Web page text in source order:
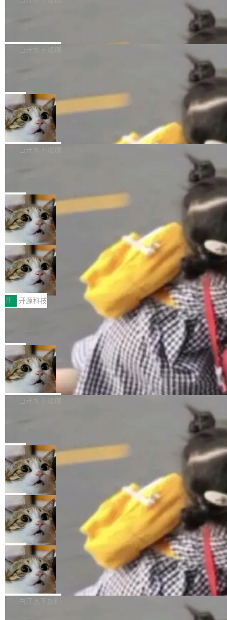
w 不要求标准普通话，方言识别覆盖粤语、吴语
容提供的字体时出现的几个问题 为避免音频加
质的最低采样率）的音频格式将被拒绝 修复了 C
SS 圆角虚线样式中可能存在的问题 如果表单中
的图像元素不在同一个子树中，则它们将不再关
联 加...
发布的 Release Notes，他利用 AI 工具（如 Co
最强的若干项。对于尚未正式发版的 PG 19，则
通过拉取过去一年内（从 PG 18 Beta1 时间点
至今）的所有 commit，同样交由 AI 分析提炼。
经过人工复核，准确度令人满意。这一方法也为
社区爱好者提供了高效跟踪新版本的思路。
白开水不加糖
维护工作一直与我的日常工作、家务、社交生活
和休闲娱乐竞争时间。" 这是 libexpat 维护者 S
ebastian Pipping 写在博客里的话。8 月 4 日，
他宣布了一个新消息：从 2026 年 8 月 1 日起，
他可以全职维护 libexpat 了，最长 6 个月。发
库之一。你的操作系统、浏览器、无数的基础设
施软件，很可能都在用它。而过去十年，维护它
的人一直在用业余...
局
Firefox 153.0.3 发布
Firefox 153.0.3 现已发布，具体更新内容如
下： New Smart Window 包含多项增强功能：
gi?id=2019042">Bug&nbsp;2019042</a>）</l
i> <li>现在，助手可以直接使用 Exa 的网络搜索
结果回答问题，而无需将问题转交给搜索引擎。
（<a href="https://bugzilla.mozilla.org/show_
bug.cgi?id=204...
白开水不加糖
的 npm 包。项目的核心论点是：容器不适合 Ag
ent 计算。真正适合的，是 Isolate。 Cloudflare
工程师在这件事上没什么可谦虚的——他们用 W
orkers 跑了十年 Isolate。用 CEO Matthew Pri
nce 的话说：「我们一生都在用 Isolate 运行代
码，而 AI Agent 不需要容器，它们需要的是 Iso
late。」 容器为什么不合适 容器的问题在于启动
和销毁都太重了。一个 Agent 要执行的任务可能
只需要几毫秒的 CPU 时间，但容器从冷启动到
就绪要花数秒。如果未来有十...
局
OpenAI 公开邮件和聊天记录回应苹果
诉讼，称“Apple is getting this wron
g”
上个月，苹果一纸诉状把 OpenAI 告上法庭，指
控其挖角苹果前员工并窃取商业秘密。苹果的诉
状把 OpenAI 描述成一个系统性地从前东家挖
人、套取机密信息的对手。 OpenAI 没发律师
函，也没选择庭外沉默。它在官网贴了一篇博
文，标题只有六个字：Apple is getting this wro
ng。 然后，它把邮件往来和 iMessage 聊天记
录全贴了出来。 他发错人了 苹果外部律师 Gabr
iel Gross 来自 Weil 律所，2 月 23 日下午 5:53
给 OpenAI 总法律顾问 Che Chang 发了封邮
件，附了一封长信，要求 OpenAI 配合调查前苹
果员工带走机密信...
局
HUAWEI MatePad Edge上架WorkBu
ddy鸿蒙PC版，说话就能干活的AI办公
搭子
全能AI工作台WorkBuddy鸿蒙PC版上架HUAWE
I MatePad Edge应用市场，直接下载即可使
用，与鸿蒙电脑上的体验一致。值得一提的是，
这是目前市面上唯一支持平板接入WorkBuddy P
C版的产品，搭载“人机双写”重磅功能——你写
你的，AI写AI的，同屏协作互不干扰。一句话让
AI帮你干活，现在开启全新体验！ 温馨提示：
体验WorkBuddy鸿蒙PC版前，请将 HUAWEI M
atePad Edge 升级至 HarmonyOS 6.1.0.135S
P9 patch03及以上版本。 *升级路径：设置 > 搜
开 开源科技
FFmpeg 9.0 发布：代号“Lei”，以此纪
全球知名开源多媒体框架 FFmpeg 今天正式发
布了 9.0 版本。这个版本除了带来新一代音视频
处理能力和硬件加速支持之外，还有一个特殊之
处：FFmpeg 9.0 的代号是“Lei”。 这个名字，
来自中国开发者雷霄骅（Lei Xiaohua）。 对于
很多中国音视频开发者而言，这个名字并不陌
“启蒙老师”。 而今年，恰好是雷霄骅离世十周
年。FFmpeg 社区最终选择用一个大版本的名
字，留下了这份纪念。 雷霄骅曾是中国传媒大学
数字电视技术方向的博士生，长期从事视频、音
频技...
局
亚马逊成本失控：AI 写代码烧掉 1215
万元，超预算 860%
外媒近日曝光了亚马逊的多份内部报告显示，AI
导致公司在多个项目上超支。《金融时报》报道
编写程序，目标是完成电商平台作者信息与商品
列表的数据匹配 —— 一项常规的数据处理任
务，最终却产生了 180 万美元的账单，实际支出
超出原定预算 860%。 更令人意外的是，该项目
最终并未成功落地，而高额算力消耗持续运行长
达 5 个月，公司直到财务对账时才察觉异常。这
意味着一个无人看管的 AI 程序，在近半年时间
里日夜不停地"烧钱"。 复盘显示，...
白开水不加糖
e CEO Clément Delangue 在 CNBC 的采访里
没有拐弯抹角。他说中国正在赢得 AI 竞赛，而
且按目前的速度，中国 AI 工具预计在今年底或
2027 年就能追上美国前沿实验室的水平。 Dela
ngue 把原因归结为一件事：开放协作。中国的
AI 开发者在一个共享和协作的生态里加速迭代，
而美国模型厂商在"闭门造车"。他的原话是 "buil
ding in silos"——各自为战，互不通气。 这个判
断从他嘴里说出来分量不同。Hugging Face 是
全球最大的开源 AI 平台，上面跑着上百万个模
型。谁在开源赛道上领先，...
局
当 AI agent 把源码变成了最好的扩展系
统，开发者工具必须开源
五年前，David Crawshaw 问过很多软件工程师
一个问题：你写过什么给自己用的程序？答案几
乎都是没有。工程师们整天用别人写的程序写程
序给别人用。偶尔有人自己写个博客系统、智能
家居控制、家庭实验室，都算稀奇事。 Crawsh
aw 是 Shelley 的作者，一个开源 AI coding age
nt。他最近在博客上写了一篇文章，核心论点很
简单：开发者工具必须开源。 理由不是传统的自
由软件情怀，而是一个跟 AI agent 直接相关的
技术判断。 两行 prompt 就能个性化任何软件 C
局
DeepSeek Harness 宣布内测邀请，全
网最大规模开源 Agent 路演现场诞生
一条内测招募帖，发出去的时候大概没人想到它
会变成一场开源 Agent 生态的路演。 8月1日，
DeepSeek Harness 团队负责人崔添翼（tiany
i）在 X 上发帖： 「如果你是 Agent Harness 相
关开源项目的开发者，希望参加 DeepSeek Har
ness 的内测，可以回复或私信联系我。请附上
局
商汤 SenseNova U1.5-Lite-Preview
开源
商汤科技宣布面向社区开源轻量级统一多模态模
型的预览版本 SenseNova U1.5-Lite-Preview。
白开水不加糖